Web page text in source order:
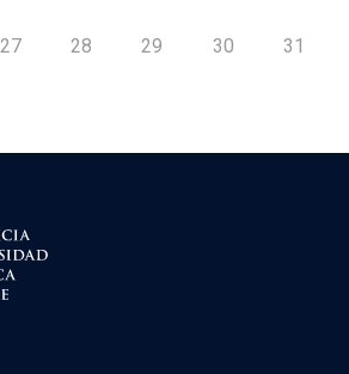
27 28 29 30 31